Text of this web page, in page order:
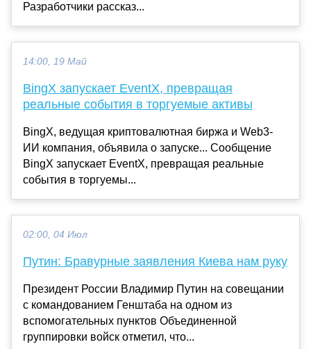
Разработчики рассказ...
14:00, 19 Май
BingX запускает EventX, превращая
реальные события в торгуемые активы
BingX, ведущая криптовалютная биржа и Web3-
ИИ компания, объявила о запуске... Сообщение
BingX запускает EventX, превращая реальные
события в торгуемы...
02:00, 04 Июл
Путин: Бравурные заявления Киева нам руку
Президент России Владимир Путин на совещании
с командованием Генштаба на одном из
вспомогательных пунктов Объединенной
группировки войск отметил, что...